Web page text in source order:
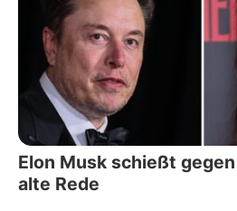
Elon Musk schießt
alte Rede